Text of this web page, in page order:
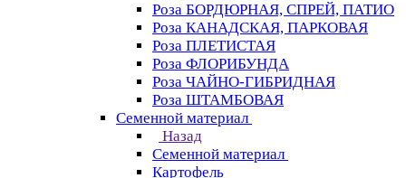
Роза БОРДЮРНАЯ, СПРЕЙ, ПАТИО
Роза КАНАДСКАЯ, ПАРКОВАЯ
Роза ПЛЕТИСТАЯ
Роза ФЛОРИБУНДА
Роза ЧАЙНО-ГИБРИДНАЯ
Роза ШТАМБОВАЯ
Семенной материал
Назад
Семенной материал
Картофель